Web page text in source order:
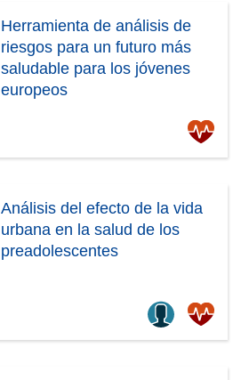
)
Herramienta de análisis de
riesgos para un futuro más
saludable para los jóvenes
europeos
Análisis del efecto de la vida
urbana en la salud de los
preadolescentes